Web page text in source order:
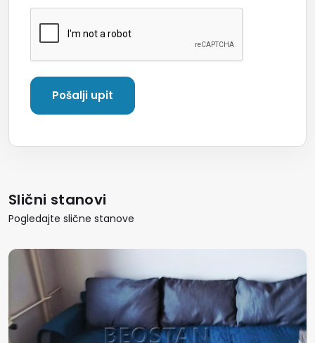
Slični stanovi
Pogledajte slične stanove